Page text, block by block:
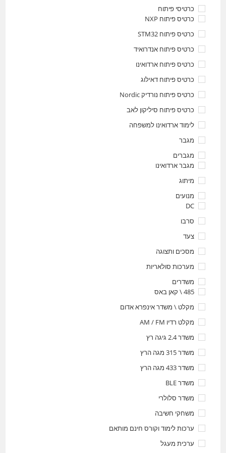
כרטיסי פיתוח
כרטיס פיתוח NXP
כרטיס פיתוח STM32
כרטיס פיתוח אנדרואיד
כרטיס פיתוח ארדואינו
כרטיס פיתוח דאילוג
כרטיס פיתוח נורדיק Nordic
כרטיס פיתוח סיליקון לאב
לימוד ארדואינו למשפחה
מגבר
מגברים
מגבר ארדואינו
מיתוג
מנועים
DC
סרבו
צעד
מסכים ותצוגה
מערכות סולאריות
משדרים
485 \ קאן באס
מקלט \ משדר אינפרא אדום
מקלט רדיו AM / FM
משדר 2.4 גיגה רץ
משדר 315 מגה הרץ
משדר 433 מגה הרץ
משדר BLE
משדר סלולרי
משחקי חשיבה
ערכות לימוד וקורס חינם מותאם
ערכית מעגל